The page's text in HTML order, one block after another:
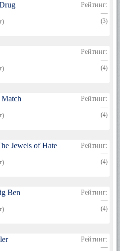
Рейтинг:
—
(3)
Рейтинг:
—
(4)
Match
Рейтинг:
—
(4)
Jewels of Hate
Рейтинг:
—
(4)
Ben
Рейтинг:
—
(4)
Рейтинг:
—